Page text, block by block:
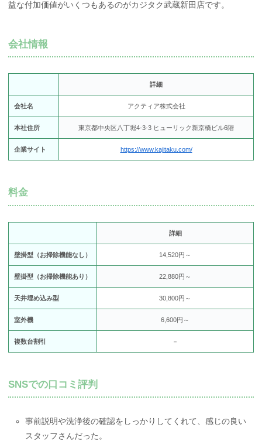
益な付加価値がいくつもあるのがカジタク武蔵新田店です。
会社情報
詳細
会社名 アクティア株式会社
本社住所 東京都中央区八丁堀4-3-3 ヒューリック新京橋ビル6階
企業サイト https://www.kajitaku.com/
料金
詳細
壁掛型（お掃除機能なし） 14,520円～
壁掛型（お掃除機能あり） 22,880円～
天井埋め込み型 30,800円～
室外機 6,600円～
複数台割引 －
SNSでの口コミ評判
事前説明や洗浄後の確認をしっかりしてくれて、感じの良い
スタッフさんだった。